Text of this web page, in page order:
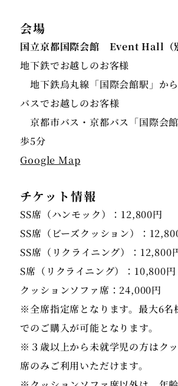
会場
国立京都国際会館 Event Hall（
地下鉄でお越しのお客様
地下鉄烏丸線「国際会館駅」か
バスでお越しのお客様
京都市バス・京都バス「国際会
Google Map
チケット情報
SS席（ハンモック）：12,800円
SS席（ビーズクッション）：
SS席（リクライニング）：12,800
S席（リクライニング）：10,800円
クッションソファ席：24,000円
※全席指定席となります。最大6名
でのご購入が可能となります。
※３歳以上から未就学児の方はク
席のみご利用いただけます。